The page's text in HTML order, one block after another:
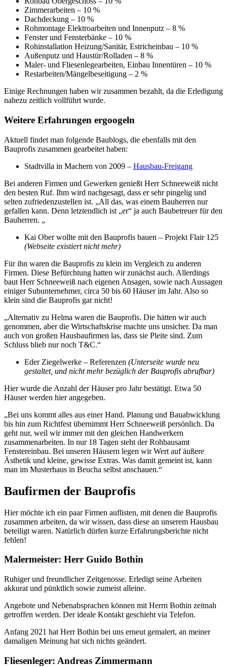
Zimmerarbeiten – 10 %
Dachdeckung – 10 %
Rohmontage Elektroarbeiten und Innenputz – 8 %
Fenster und Fensterbänke – 10 %
Rohinstallation Heizung/Sanitär, Estricheinbau – 10 %
Außenputz und Haustür/Rolladen – 8 %
Maler- und Fliesenlegearbeiten, Einbau Innentüren – 10 %
Restarbeiten/Mängelbeseitigung – 2 %
Einige Rechnungen haben wir zusammen bezahlt, da die Erledigung
nahezu zeitlich vollführt wurde.
Weitere Erfahrungen ergoogeln
Aktuell findet man folgende Baublogs, die ebenfalls mit den
Bauprofis zusammen gearbeitet haben:
Stadtvilla in Machern von 2009 – Hausbau-Freigang
Bei anderen Firmen und Gewerken genießt Herr Schneeweiß nicht
den besten Ruf. Ihm wird nachgesagt, dass er sehr pingelig und
selten zufriedenzustellen ist. „All das, was einem Bauherren nur
gefallen kann. Denn letztendlich ist „er“ ja auch Baubetreuer für den
Bauherren. „
Kai Ober wollte mit den Bauprofis bauen – Projekt Flair 125
(Webseite existiert nicht mehr)
Für ihn waren die Bauprofis zu klein im Vergleich zu anderen
Firmen. Diese Befürchtung hatten wir zunächst auch. Allerdings
baut Herr Schneeweiß nach eigenen Ansagen, sowie nach Aussagen
einiger Subunternehmer, circa 50 bis 60 Häuser im Jahr. Also so
klein sind die Bauprofis gar nicht!
„Alternativ zu Helma waren die Bauprofis. Die hätten wir auch
genommen, aber die Wirtschaftskrise machte uns unsicher. Da man
auch von großen Hausbaufirmen las, dass sie Pleite sind. Zum
Schluss blieb nur noch T&C.“
Eder Ziegelwerke – Referenzen (Unterseite wurde neu
gestaltet, und nicht mehr bezüglich der Bauprofis abrufbar)
Hier wurde die Anzahl der Häuser pro Jahr bestätigt. Etwa 50
Häuser werden hier angegeben.
„Bei uns kommt alles aus einer Hand. Planung und Bauabwicklung
bis hin zum Richtfest übernimmt Herr Schneeweiß persönlich. Da
geht nur, weil wir immer mit den gleichen Handwerkern
zusammenarbeiten. In nur 18 Tagen steht der Rohbausamt
Fenstereinbau. Bei unseren Häusern legen wir Wert auf äußere
Ästhetik und kleine, gewisse Extras. Was damit gemeint ist, kann
man im Musterhaus in Beucha selbst anschauen.“
Baufirmen der Bauprofis
Hier möchte ich ein paar Firmen auflisten, mit denen die Bauprofis
zusammen arbeiten, da wir wissen, dass diese an unserem Hausbau
beteiligt waren. Natürlich dürfen kurze Erfahrungsberichte nicht
fehlen!
Malermeister: Herr Guido Bothin
Ruhiger und freundlicher Zeitgenosse. Erledigt seine Arbeiten
akkurat und pünktlich sowie zumeist alleine.
Angebote und Nebenabsprachen können mit Herrn Bothin zeitnah
getroffen werden. Der ideale Kontakt geschieht via Telefon.
Anfang 2021 hat Herr Bothin bei uns erneut gemalert, an meiner
damaligen Meinung hat sich nichts geändert.
Fliesenleger: Andreas Zimmermann